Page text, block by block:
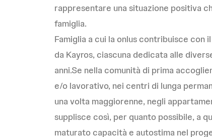
rappresentare una situazione positiva
famiglia.
Famiglia a cui la onlus contribuisce con
da Kayros, ciascuna dedicata alle
anni.Se nella comunità di prima
e/o lavorativo, nei centri di lunga
una volta maggiorenne, negli
supplisce così, per quanto possibile, a
maturato capacità e autostima nel